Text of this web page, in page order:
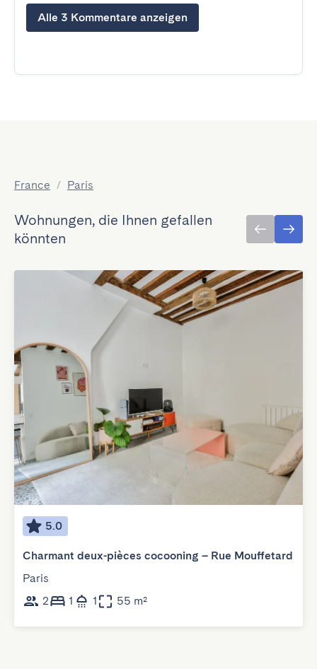
Alle 3 Kommentare anzeigen
France / Paris
Wohnungen, die Ihnen gefallen
könnten
5.0
Charmant deux-pièces cocooning – Rue Mouffetard
Paris
2
1 1 55 m²